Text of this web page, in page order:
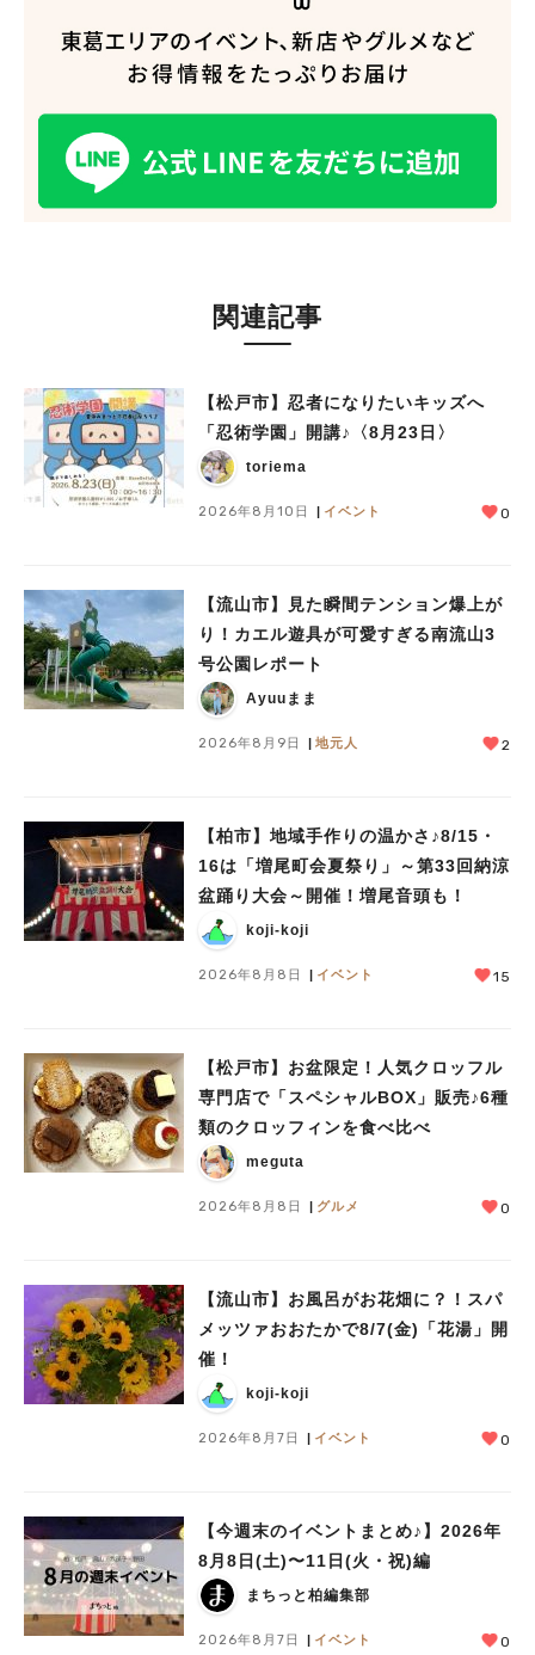
関連記事
【松戸市】忍者になりたいキッズへ
「忍術学園」開講♪〈8月23日〉
toriema
2026年8月10日 イベント 0
【流山市】見た瞬間テンション爆上が
り！カエル遊具が可愛すぎる南流山3
号公園レポート
Ayuuまま
2026年8月9日 地元人 2
【柏市】地域手作りの温かさ♪8/15・
16は「増尾町会夏祭り」～第33回納涼
盆踊り大会～開催！増尾音頭も！
koji-koji
2026年8月8日 イベント 15
【松戸市】お盆限定！人気クロッフル
専門店で「スペシャルBOX」販売♪6種
類のクロッフィンを食べ比べ
meguta
2026年8月8日 グルメ 0
【流山市】お風呂がお花畑に？！スパ
メッツァおおたかで8/7(金)「花湯」開
催！
koji-koji
2026年8月7日 イベント 0
【今週末のイベントまとめ♪】2026年
8月8日(土)〜11日(火・祝)編
まちっと柏編集部
2026年8月7日 イベント 0
人気のキーワード
#ラーメン#ショッピング #カフェ
#イベント#公園#教えたい／教えて投稿記事
#教えたい/こんなの見つけた